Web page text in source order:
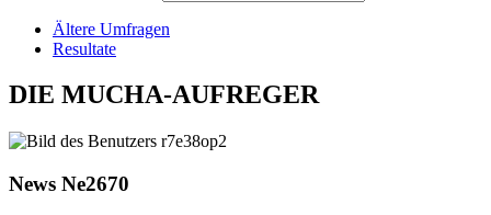
Ältere Umfragen
Resultate
DIE MUCHA-AUFREGER
News Ne2670